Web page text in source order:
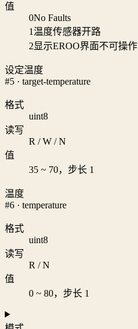
值
0No Faults
1温度传感器开路
2显示EROO界面不可操作
设定温度
#5 · target-temperature
格式
uint8
读写
R / W / N
值
35 ~ 70，步长 1
温度
#6 · temperature
格式
uint8
读写
R / N
值
0 ~ 80，步长 1